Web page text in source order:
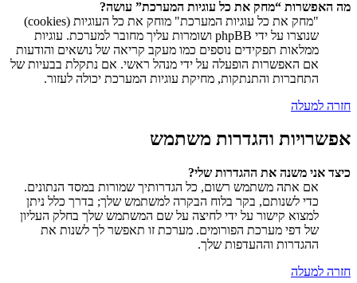
מה האפשרות “מחק את כל עוגיות המערכת” עושה?
"מחק את כל עוגיות המערכת" מוחק את כל העוגיות (cookies)
שנוצרו על ידי phpBB ושומרות עליך מחובר למערכת. עוגיות
ממלאות תפקידים נוספים כמו מעקב קריאה של נושאים והודעות
אם האפשרות הופעלה על ידי מנהל ראשי. אם נתקלת בבעיות של
התחברות והתנתקות, מחיקת עוגיות המערכת יכולה לעזור.
חזרה למעלה
אפשרויות והגדרות משתמש
כיצד אני משנה את ההגדרות שלי?
אם אתה משתמש רשום, כל הגדרותיך שמורות במסד הנתונים.
כדי לשנותם, בקר בלוח הבקרה למשתמש שלך; בדרך כלל ניתן
למצוא קישור על ידי לחיצה על שם המשתמש שלך בחלק העליון
של דפי מערכת הפורומים. מערכת זו תאפשר לך לשנות את
ההגדרות וההעדפות שלך.
חזרה למעלה